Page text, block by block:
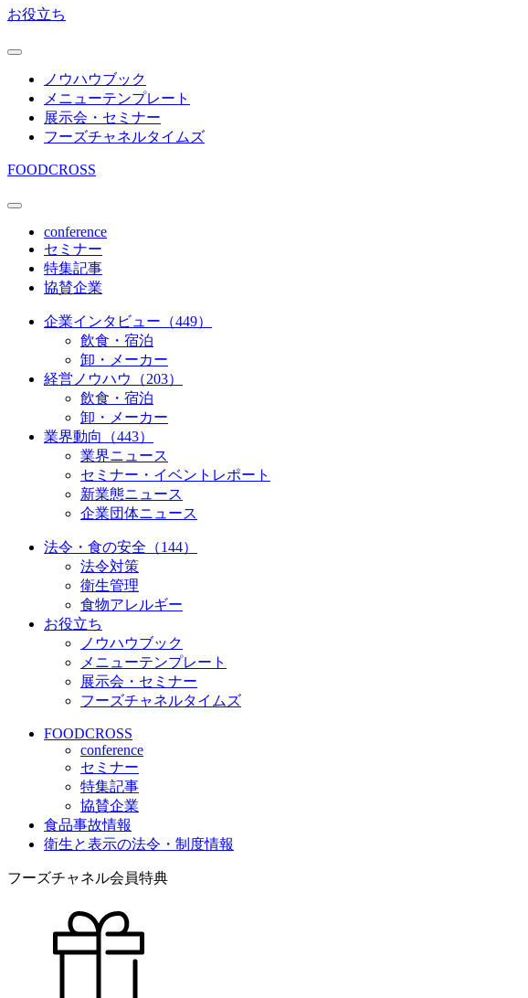
お役立ち
ノウハウブック
メニューテンプレート
展示会・セミナー
フーズチャネルタイムズ
FOODCROSS
conference
セミナー
特集記事
協賛企業
企業インタビュー（449）
飲食・宿泊
卸・メーカー
経営ノウハウ（203）
飲食・宿泊
卸・メーカー
業界動向（443）
業界ニュース
セミナー・イベントレポート
新業態ニュース
企業団体ニュース
法令・食の安全（144）
法令対策
衛生管理
食物アレルギー
お役立ち
ノウハウブック
メニューテンプレート
展示会・セミナー
フーズチャネルタイムズ
FOODCROSS
conference
セミナー
特集記事
協賛企業
食品事故情報
衛生と表示の法令・制度情報
フーズチャネル会員特典